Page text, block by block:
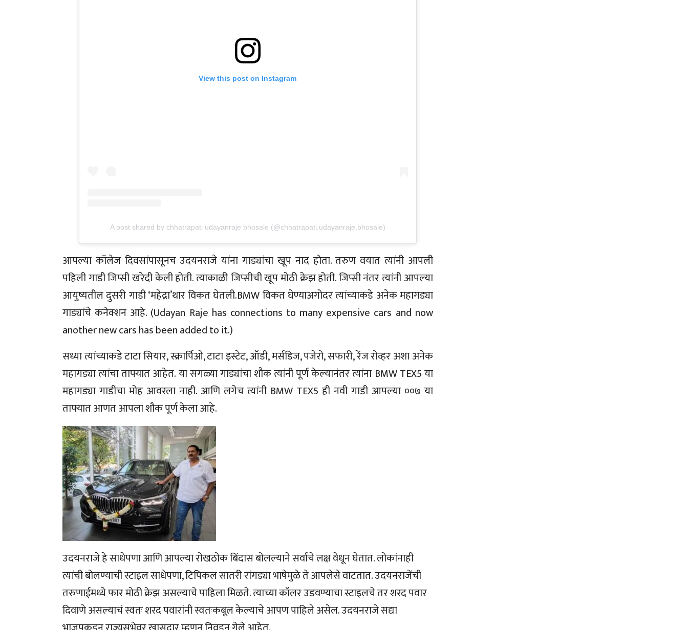
View this post on Instagram
A post shared by chhatrapati udayanraje bhosale (@chhatrapati.udayanraje.bhosale)
आपल्या कॉलेज दिवसांपासूनच उदयनराजे यांना गाड्यांचा खूप नाद होता. तरुण वयात त्यांनी आपली
पहिली गाडी जिप्सी खरेदी केली होती. त्याकाळी जिप्सीची खूप मोठी क्रेझ होती. जिप्सी नंतर त्यांनी आपल्या
आयुष्यतील दुसरी गाडी ‘महेद्रा’थार विकत घेतली.BMW विकत घेण्याअगोदर त्यांच्याकडे अनेक महागड्या
गाड्यांचे कनेक्शन आहे. (Udayan Raje has connections to many expensive cars and now
another new cars has been added to it.)
सध्या त्यांच्याकडे टाटा सियार, स्क्रार्पिओ, टाटा इस्टेट, ऑडी, मर्सडिज, पजेरो, सफारी, रेंज रोव्हर अशा अनेक
महागड्या त्यांचा ताफ्यात आहेत. या सगळ्या गाड्यांचा शौक त्यांनी पूर्ण केल्यानंतर त्यांना BMW TEX5 या
महागड्या गाडीचा मोह आवरला नाही. आणि लगेच त्यांनी BMW TEX5 ही नवी गाडी आपल्या ००७ या
ताफ्यात आणत आपला शौक पूर्ण केला आहे.
उदयनराजे हे साधेपणा आणि आपल्या रोखठोक बिंदास बोलल्याने सर्वांचे लक्ष वेधून घेतात. लोकांनाही
त्यांची बोलण्याची स्टाइल साधेपणा, टिपिकल सातरी रांगड्या भाषेमुळे ते आपलेसे वाटतात. उदयनराजेंची
तरुणाईमध्ये फार मोठी क्रेझ असल्याचे पाहिला मिळते. त्याच्या कॉलर उडवण्याचा स्टाइलचे तर शरद पवार
दिवाणे असल्याचं स्वतः शरद पवारांनी स्वतःकबूल केल्याचे आपण पाहिले असेल. उदयनराजे सद्या